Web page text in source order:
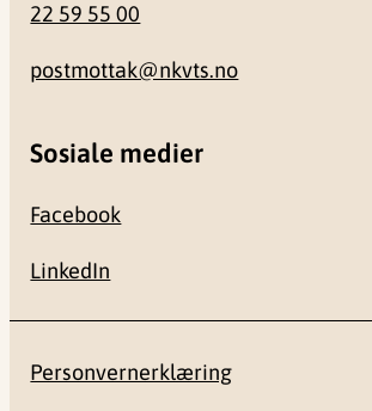
22 59 55 00
postmottak@nkvts.no
Sosiale medier
Facebook
LinkedIn
Personvernerklæring